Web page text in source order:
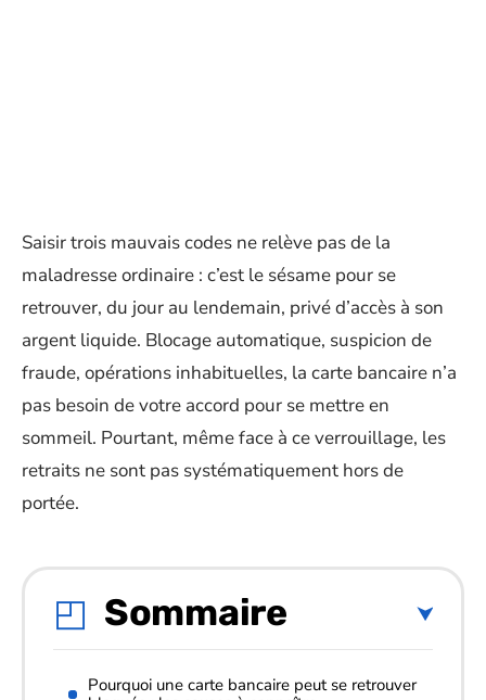
Saisir trois mauvais codes ne relève pas de la
maladresse ordinaire : c’est le sésame pour se
retrouver, du jour au lendemain, privé d’accès à son
argent liquide. Blocage automatique, suspicion de
fraude, opérations inhabituelles, la carte bancaire n’a
pas besoin de votre accord pour se mettre en
sommeil. Pourtant, même face à ce verrouillage, les
retraits ne sont pas systématiquement hors de
portée.
Sommaire
Pourquoi une carte bancaire peut se retrouver